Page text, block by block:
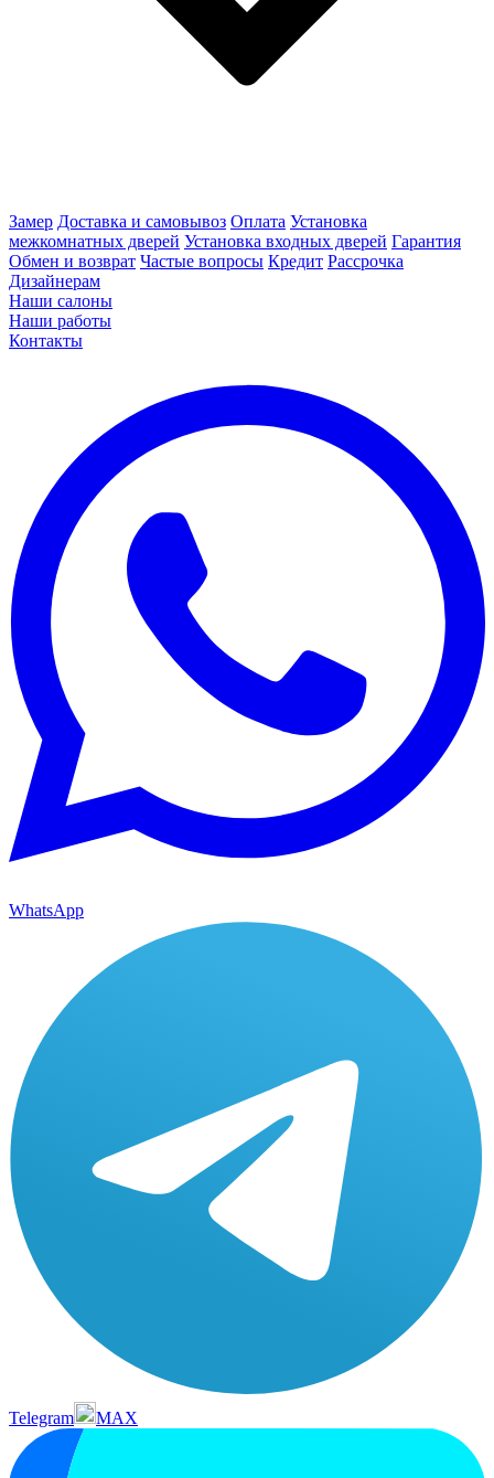
Замер Доставка и самовывоз Оплата Установка
межкомнатных дверей Установка входных дверей Гарантия
Обмен и возврат Частые вопросы Кредит Рассрочка
Дизайнерам
Наши салоны
Наши работы
Контакты
WhatsApp
Telegram MAX